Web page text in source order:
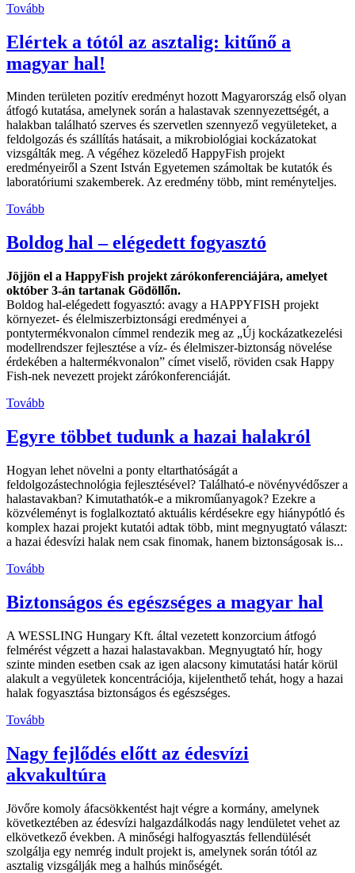
Tovább
Elértek a tótól az asztalig: kitűnő a
magyar hal!
Minden területen pozitív eredményt hozott Magyarország első olyan
átfogó kutatása, amelynek során a halastavak szennyezettségét, a
halakban található szerves és szervetlen szennyező vegyületeket, a
feldolgozás és szállítás hatásait, a mikrobiológiai kockázatokat
vizsgálták meg. A végéhez közeledő HappyFish projekt
eredményeiről a Szent István Egyetemen számoltak be kutatók és
laboratóriumi szakemberek. Az eredmény több, mint reményteljes.
Tovább
Boldog hal – elégedett fogyasztó
Jöjjön el a HappyFish projekt zárókonferenciájára, amelyet
október 3-án tartanak Gödöllőn.
Boldog hal-elégedett fogyasztó: avagy a HAPPYFISH projekt
környezet- és élelmiszerbiztonsági eredményei a
pontytermékvonalon címmel rendezik meg az „Új kockázatkezelési
modellrendszer fejlesztése a víz- és élelmiszer-biztonság növelése
érdekében a haltermékvonalon” címet viselő, röviden csak Happy
Fish-nek nevezett projekt zárókonferenciáját.
Tovább
Egyre többet tudunk a hazai halakról
Hogyan lehet növelni a ponty eltarthatóságát a
feldolgozástechnológia fejlesztésével? Található-e növényvédőszer a
halastavakban? Kimutathatók-e a mikroműanyagok? Ezekre a
közvéleményt is foglalkoztató aktuális kérdésekre egy hiánypótló és
komplex hazai projekt kutatói adtak több, mint megnyugtató választ:
a hazai édesvízi halak nem csak finomak, hanem biztonságosak is...
Tovább
Biztonságos és egészséges a magyar hal
A WESSLING Hungary Kft. által vezetett konzorcium átfogó
felmérést végzett a hazai halastavakban. Megnyugtató hír, hogy
szinte minden esetben csak az igen alacsony kimutatási határ körül
alakult a vegyületek koncentrációja, kijelenthető tehát, hogy a hazai
halak fogyasztása biztonságos és egészséges.
Tovább
Nagy fejlődés előtt az édesvízi
akvakultúra
Jövőre komoly áfacsökkentést hajt végre a kormány, amelynek
következtében az édesvízi halgazdálkodás nagy lendületet vehet az
elkövetkező években. A minőségi halfogyasztás fellendülését
szolgálja egy nemrég indult projekt is, amelynek során tótól az
asztalig vizsgálják meg a halhús minőségét.